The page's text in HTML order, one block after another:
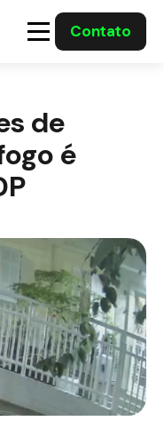
Contato
Soluções
Governo
Mídia
de
é